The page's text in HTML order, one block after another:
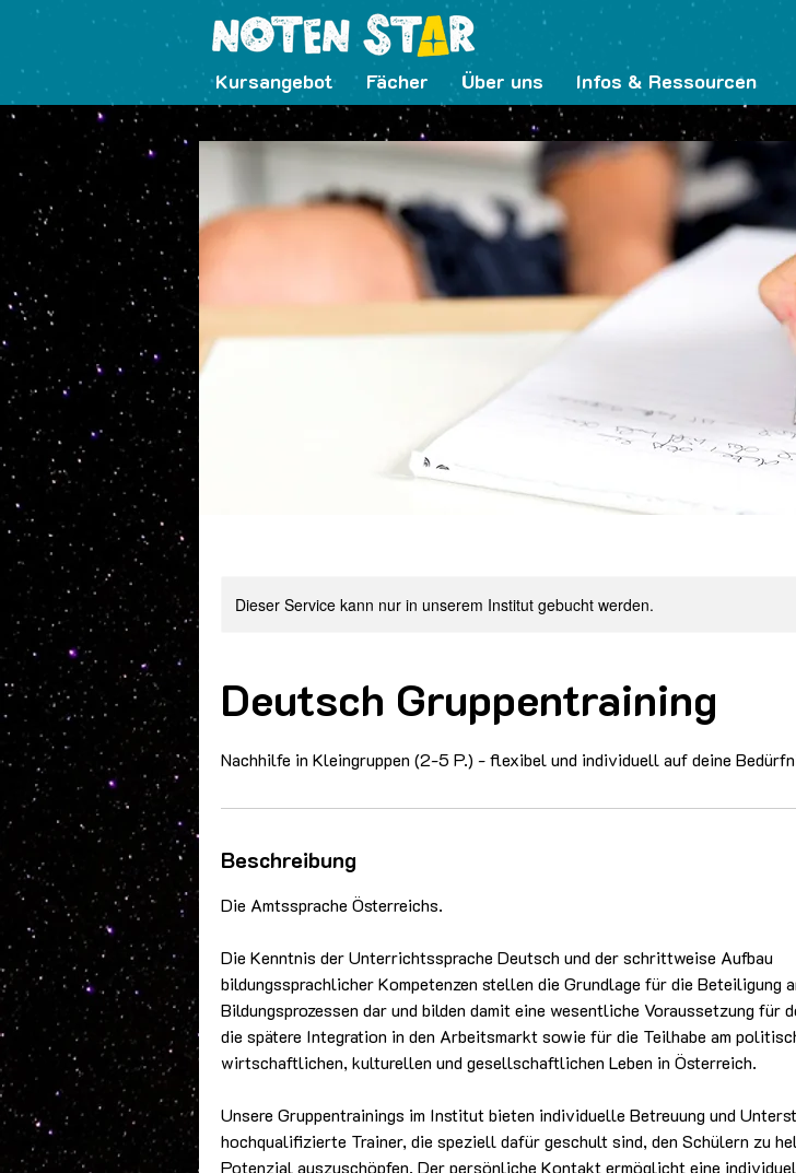
Kursangebot Fächer Über uns Infos & Ressourcen
Dieser Service kann nur in unserem Institut gebucht werden.
Deutsch Gruppentraining
Nachhilfe in Kleingruppen (2-5 P.) - flexibel und individuell auf deine
Beschreibung
Die Amtssprache Österreichs.
Die Kenntnis der Unterrichtssprache Deutsch und der schrittweise Aufbau
bildungssprachlicher Kompetenzen stellen die Grundlage für die Beteiligung
Bildungsprozessen dar und bilden damit eine wesentliche Voraussetzung für
die spätere Integration in den Arbeitsmarkt sowie für die Teilhabe am
wirtschaftlichen, kulturellen und gesellschaftlichen Leben in Österreich.
Unsere Gruppentrainings im Institut bieten individuelle Betreuung und
hochqualifizierte Trainer, die speziell dafür geschult sind, den Schülern zu
Potenzial auszuschöpfen. Der persönliche Kontakt ermöglicht eine